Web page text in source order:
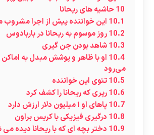
10 حاشیه های ریحانا
10.1 این خواننده پیش از اجرا
10.2روز موسوم به ریحانا در باربادوس
10.3شاهد بودن جن گیری
10.4 او با ظاهر و پوشش مبدل به
می‌رود
10.5تتوی این خواننده
10.6رپری که ریحانا را کشف کرد
10.7پاهای او ۱ میلیون دلار ارزش دارد
10.8 درگیری فیزیکی با کریس براون
10.9 دختر بچه ای که با ریحانا دیده